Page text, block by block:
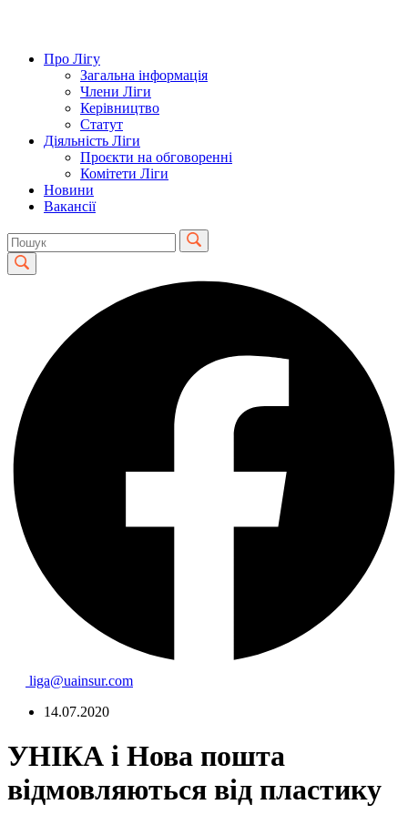
Про Лігу
Загальна інформація
Члени Ліги
Керівництво
Статут
Діяльність Ліги
Проєкти на обговоренні
Комітети Ліги
Новини
Вакансії
liga@uainsur.com
14.07.2020
УНІКА і Нова пошта
відмовляються від пластику